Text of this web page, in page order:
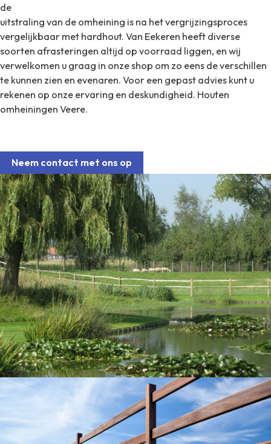
de
uitstraling van de omheining is na het vergrijzingsproces
vergelijkbaar met hardhout. Van Eekeren heeft diverse
soorten afrasteringen altijd op voorraad liggen, en wij
verwelkomen u graag in onze shop om zo eens de verschillen
te kunnen zien en evenaren. Voor een gepast advies kunt u
rekenen op onze ervaring en deskundigheid. Houten
omheiningen Veere.
Neem contact met ons op